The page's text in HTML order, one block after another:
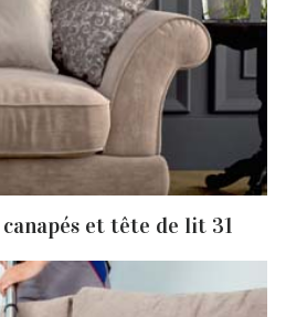
et tête de lit 31